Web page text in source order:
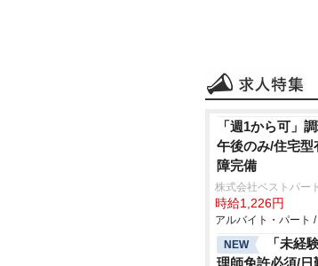
「週1から可」
午後のみ/住宅
障完備
株式会社ベストパー
時給1,226円
アルバイト・パート
NEW
「未経
理師免許必須/